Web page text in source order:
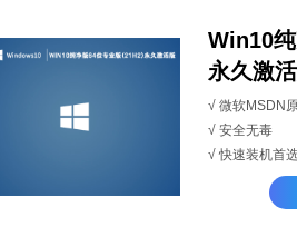
Win10
永久激
√ 微软MSDN
√ 安全无毒
√ 快速装机首